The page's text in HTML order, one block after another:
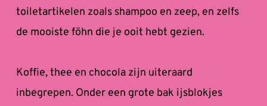
toiletartikelen zoals shampoo en zeep, en zelfs
de mooiste föhn die je ooit hebt gezien.
Koffie, thee en chocola zijn uiteraard
inbegrepen. Onder een grote bak ijsblokjes